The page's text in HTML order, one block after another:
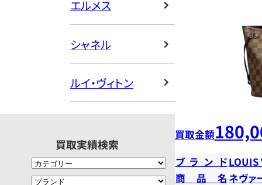
エルメス
シャネル
ルイ・ヴィトン
買取実績検索
買取金額
ブランドLOUIS
商品名 ネヴァ